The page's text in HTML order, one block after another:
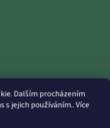
Dalším procházením
jejich používáním.. Více